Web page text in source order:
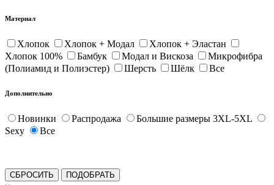
Материал
Хлопок Хлопок + Модал
Хлопок + Эластан
Хлопок 100%
Бамбук Модал и Вискоза
Микрофибра
(Полиамид и Полиэстер)
Шерсть Шёлк Все
Дополнительно
Новинки Распродажа
Большие размеры 3XL-5XL
Sexy
Все